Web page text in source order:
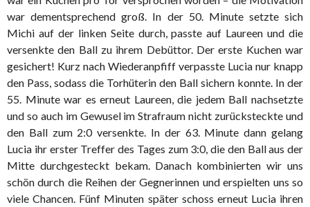
war dementsprechend groß. In der 50. Minute setzte sich
Michi auf der linken Seite durch, passte auf Laureen und die
versenkte den Ball zu ihrem Debüttor. Der erste Kuchen war
gesichert! Kurz nach Wiederanpfiff verpasste Lucia nur knapp
den Pass, sodass die Torhüterin den Ball sichern konnte. In der
55. Minute war es erneut Laureen, die jedem Ball nachsetzte
und so auch im Gewusel im Strafraum nicht zurücksteckte und
den Ball zum 2:0 versenkte. In der 63. Minute dann gelang
Lucia ihr erster Treffer des Tages zum 3:0, die den Ball aus der
Mitte durchgesteckt bekam. Danach kombinierten wir uns
schön durch die Reihen der Gegnerinnen und erspielten uns so
viele Chancen. Fünf Minuten später schoss erneut Lucia ihren